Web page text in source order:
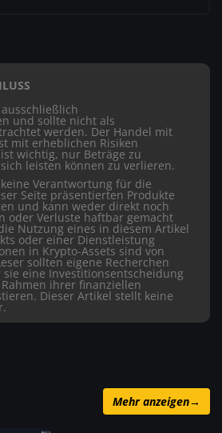
und sollte nicht als
werden. Der Handel mit
mit erheblichen Risiken
wichtig, nur Beträge zu
leisten können zu verlieren.
Verantwortung für die
Seite präsentierten Produkte
und kann weder direkt noch
oder Verluste haftbar gemacht
Nutzung eines in diesem Artikel
oder einer Dienstleistung
in Krypto-Assets sind von
sollten eigene Recherchen
eine Investitionsentscheidung
ihrer finanziellen
Dieser Artikel stellt keine
Mehr anzeigen→